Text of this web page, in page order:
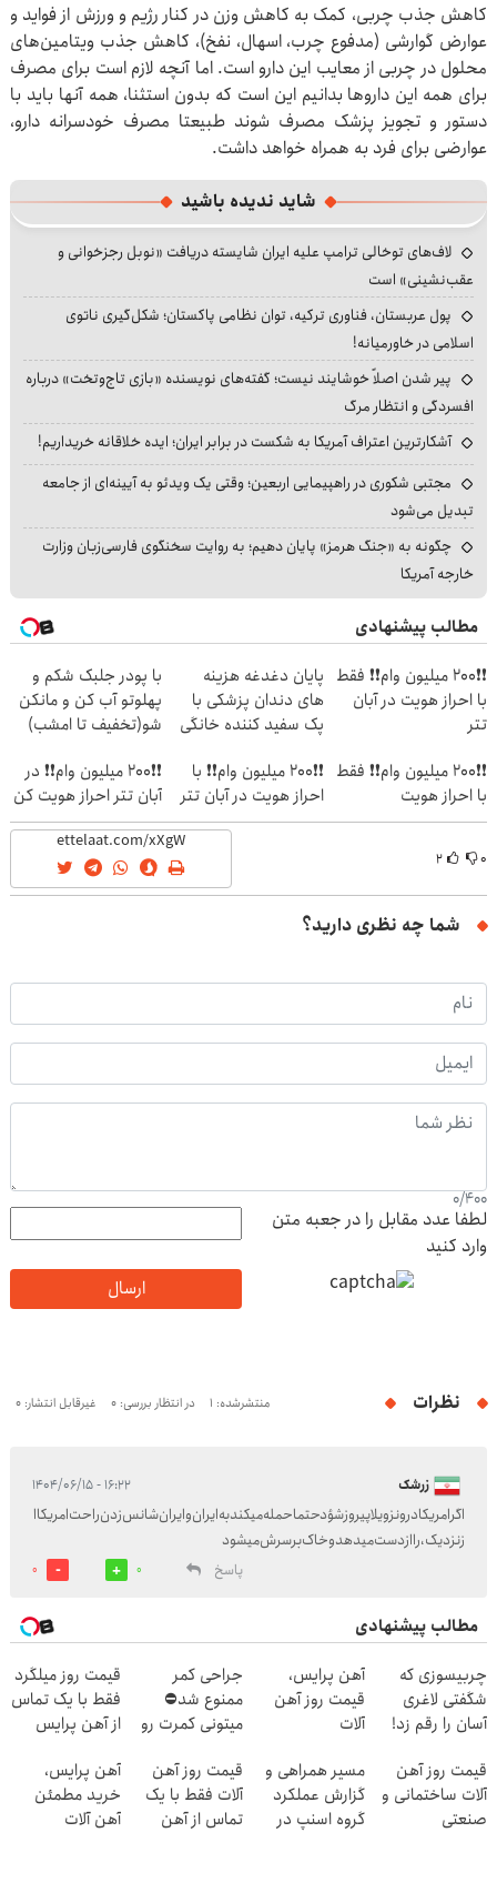
کاهش جذب چربی، کمک به کاهش وزن در کنار رژیم و ورزش از فواید و
عوارض گوارشی (مدفوع چرب، اسهال، نفخ)، کاهش جذب ویتامین‌های
محلول در چربی از معایب این دارو است. اما آنچه لازم است برای مصرف
برای همه این داروها بدانیم این است که بدون استثنا، همه آنها باید با
دستور و تجویز پزشک مصرف شوند طبیعتا مصرف خودسرانه دارو،
عوارضی برای فرد به همراه خواهد داشت.
شاید ندیده باشید
لاف‌های توخالی ترامپ علیه ایران شایسته دریافت «نوبل رجزخوانی و
عقب‌نشینی» است
پول عربستان، فناوری ترکیه، توان نظامی پاکستان؛ شکل‌گیری ناتوی
اسلامی در خاورمیانه!
پیر شدن اصلاً خوشایند نیست؛ گفته‌های نویسنده «بازی تاج‌وتخت» درباره
افسردگی و انتظار مرگ
آشکارترین اعتراف آمریکا به شکست در برابر ایران؛ ایده خلاقانه خریداریم!
مجتبی شکوری در راهپیمایی اربعین؛ وقتی یک ویدئو به آیینه‌ای از جامعه
تبدیل می‌شود
چگونه به «جنگ هرمز» پایان دهیم؛ به روایت سخنگوی فارسی‌زبان وزارت
خارجه آمریکا
مطالب پیشنهادی
❗❗200 میلیون وام❗❗ فقط
با احراز هویت در آبان
تتر
پایان دغدغه هزینه
های دندان پزشکی با
پک سفید کننده خانگی
با پودر جلبک شکم و
پهلوتو آب کن و مانکن
شو(تخفیف تا امشب)
❗❗200 میلیون وام❗❗ فقط
با احراز هویت
❗❗200 میلیون وام❗❗ با
احراز هویت در آبان تتر
❗❗200 میلیون وام❗❗ در
آبان تتر احراز هویت کن
۰ ۲
شما چه نظری دارید؟
0/400
لطفا عدد مقابل را در جعبه متن
وارد کنید
ارسال
نظرات منتشرشده: 1 در انتظار بررسی: 0 غیرقابل انتشار: 0
زرشک ۱۶:۲۲ - ۱۴۰۴/۰۶/۱۵
اگرامریکادرونزویلاپیروزشؤدحتماحمله‌میکندبه‌ایران‌وایران‌شانس‌زدن‌راحت‌امریکاا
زنزدیک،رااز‌دست‌میدهدوخاک‌برسرش‌میشود
پاسخ
0
0
مطالب پیشنهادی
چربیسوزی که
شگفتی لاغری
آسان را رقم زد!
آهن پرایس،
قیمت روز آهن
آلات
جراحی کمر
ممنوع شد⛔
میتونی کمرت رو
کنی! 👈🏻
پرسش‌نامه
قیمت روز میلگرد
فقط با یک تماس
از آهن پرایس
قیمت روز آهن
آلات ساختمانی و
صنعتی
مسیر همراهی و
گزارش عملکرد
گروه اسنپ در
قیمت روز آهن
آلات فقط با یک
تماس از آهن
آهن پرایس،
خرید مطمئن
آهن آلات